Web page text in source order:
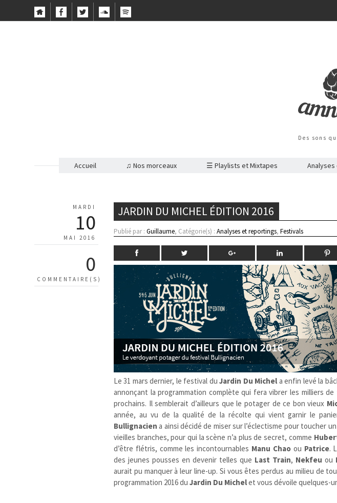
Des sons
Accueil ♫ Nos morceaux ☰ Playlists et Mixtapes
MARDI
10
MAI 2016
0
COMMENTAIRE(S)
JARDIN DU MICHEL ÉDITION 2016
Publié par :Guillaume, Catégorie(s) :Analyses et reportings,Festivals
Le 31 mars dernier, le festival duJardin Du Michel a enfin levé la
annonçant la programmation complète qui fera vibrer les milliers
prochains. Il semblerait d’ailleurs que le potager de ce bon vieux
année, au vu de la qualité de la récolte qui vient garnir le
Bullignacien a ainsi décidé de miser sur l’éclectisme pour toucher
vieilles branches, pour qui la scène n’a plus de secret, comme
d’être flétris, comme les incontournables Manu Chaoou Patrice.
des jeunes pousses en devenir telles que Last Train, Nekfeu ou
aurait pu manquer à leur line-up. Si vous êtes perdus au milieu de
programmation 2016 duJardin Du Michelet vous dévoile quelques-